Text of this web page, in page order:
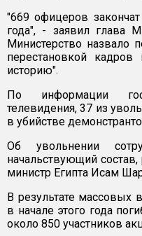
"669 офицеров
года", - заявил глава
Министерство назвало
перестановкой
историю".
По информации
телевидения, 37 из
в убийстве
Об увольнении
начальствующий
министр Египта Исам
В результате массовых
в начале этого года
около 850 участников